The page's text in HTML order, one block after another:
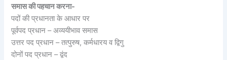
समास की पहचान करना-
पदों की प्रधानता के आधार पर
पूर्वपद प्रधान – अव्ययीभाव समास
उत्तर पद प्रधान – तत्पुरुष, कर्मधारय व द्विगु
दोनों पद प्रधान – द्वंद